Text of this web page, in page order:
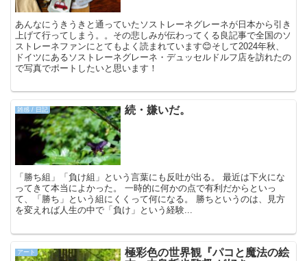
あんなにうきうきと通っていたソストレーネグレーネが日本から引き
上げて行ってしまう。。その悲しみが伝わってくる良記事で全国のソ
ストレーネファンにとてもよく読まれています😊そして2024年秋、
ドイツにあるソストレーネグレーネ・デュッセルドルフ店を訪れたの
で写真でポートしたいと思います！
雑感 / 日記 続・嫌いだ。
「勝ち組」「負け組」という言葉にも反吐が出る。 最近は下火にな
ってきて本当によかった。 一時的に何かの点で有利だからといっ
て、「勝ち」という組にくくって何になる。 勝ちというのは、見方
を変えれば人生の中で「負け」という経験...
アート
極彩色の世界観『パコと魔法の絵